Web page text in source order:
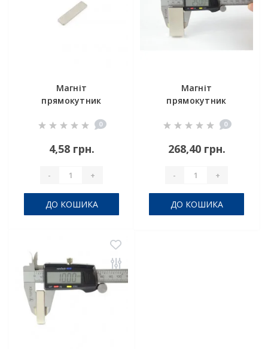
Магніт
прямокутник
0
4,58 грн.
- +
ДО КОШИКА
Магніт
прямокутник
0
268,40 грн.
- +
ДО КОШИКА